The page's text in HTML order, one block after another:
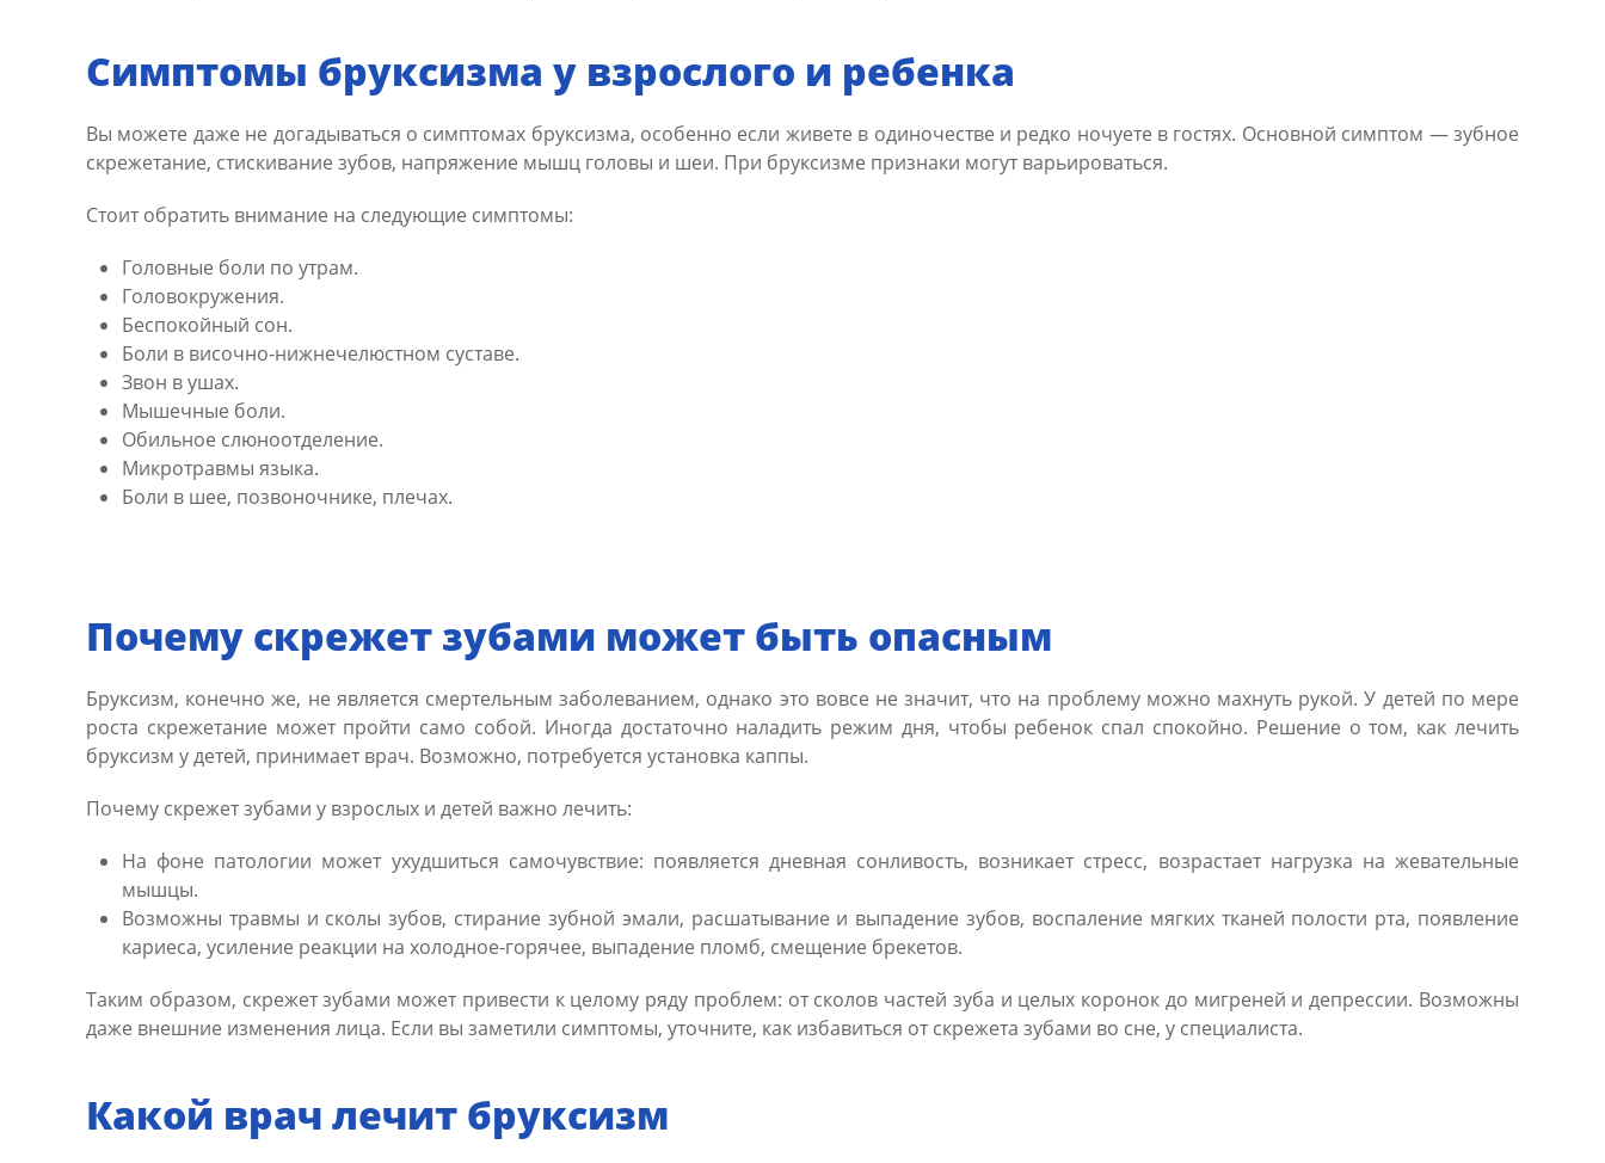
Симптомы бруксизма у взрослого и ребенка
Вы можете даже не догадываться о симптомах бруксизма, особенно если живете в одиночестве и редко ночуете в гостях. Основной симптом — зубное
скрежетание, стискивание зубов, напряжение мышц головы и шеи. При бруксизме признаки могут варьироваться.
Стоит обратить внимание на следующие симптомы:
Головные боли по утрам.
Головокружения.
Беспокойный сон.
Боли в височно-нижнечелюстном суставе.
Звон в ушах.
Мышечные боли.
Обильное слюноотделение.
Микротравмы языка.
Боли в шее, позвоночнике, плечах.
Почему скрежет зубами может быть опасным
Бруксизм, конечно же, не является смертельным заболеванием, однако это вовсе не значит, что на проблему можно махнуть рукой. У детей по мере
роста скрежетание может пройти само собой. Иногда достаточно наладить режим дня, чтобы ребенок спал спокойно. Решение о том, как лечить
бруксизм у детей, принимает врач. Возможно, потребуется установка каппы.
Почему скрежет зубами у взрослых и детей важно лечить:
На фоне патологии может ухудшиться самочувствие: появляется дневная сонливость, возникает стресс, возрастает нагрузка на жевательные
мышцы.
Возможны травмы и сколы зубов, стирание зубной эмали, расшатывание и выпадение зубов, воспаление мягких тканей полости рта, появление
кариеса, усиление реакции на холодное-горячее, выпадение пломб, смещение брекетов.
Таким образом, скрежет зубами может привести к целому ряду проблем: от сколов частей зуба и целых коронок до мигреней и депрессии. Возможны
даже внешние изменения лица. Если вы заметили симптомы, уточните, как избавиться от скрежета зубами во сне, у специалиста.
Какой врач лечит бруксизм